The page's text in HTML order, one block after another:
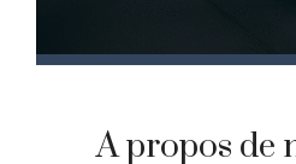
A propos de